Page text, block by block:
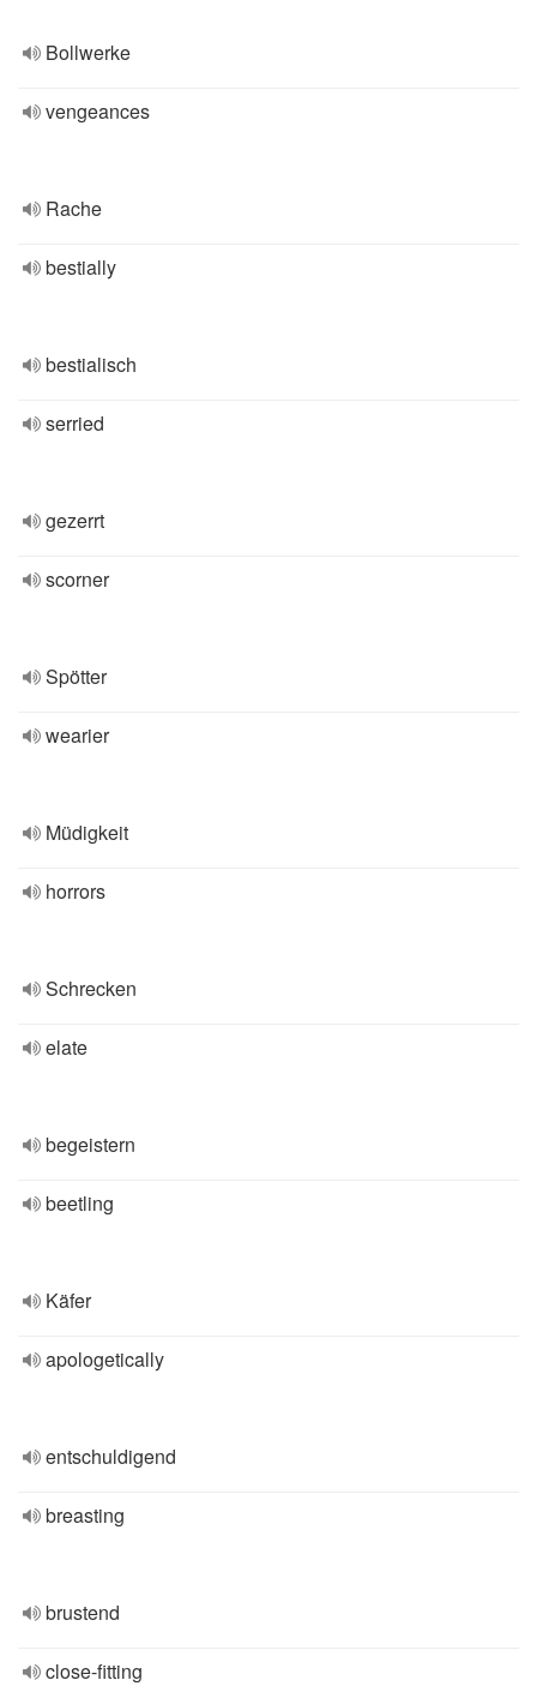
Bollwerke
vengeances
Rache
bestially
bestialisch
serried
gezerrt
scorner
Spötter
wearier
Müdigkeit
horrors
Schrecken
elate
begeistern
beetling
Käfer
apologetically
entschuldigend
breasting
brustend
close-fitting